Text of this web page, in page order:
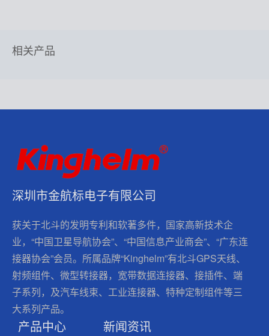
相关产品
深圳市金航标电子有限公司
获关于北斗的发明专利和软著多件，国家高新技术企
业，“中国卫星导航协会”、“中国信息产业商会”、“广东连
接器协会”会员。所属品牌“Kinghelm”有北斗GPS天线、
射频组件、微型转接器，宽带数据连接器、接插件、端
子系列，及汽车线束、工业连接器、特种定制组件等三
大系列产品。
产品中心 新闻资讯